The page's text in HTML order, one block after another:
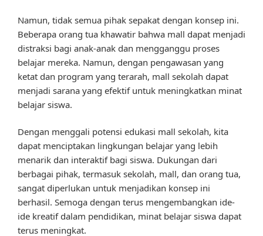
Namun, tidak semua pihak sepakat dengan konsep ini.
Beberapa orang tua khawatir bahwa mall dapat menjadi
distraksi bagi anak-anak dan mengganggu proses
belajar mereka. Namun, dengan pengawasan yang
ketat dan program yang terarah, mall sekolah dapat
menjadi sarana yang efektif untuk meningkatkan minat
belajar siswa.
Dengan menggali potensi edukasi mall sekolah, kita
dapat menciptakan lingkungan belajar yang lebih
menarik dan interaktif bagi siswa. Dukungan dari
berbagai pihak, termasuk sekolah, mall, dan orang tua,
sangat diperlukan untuk menjadikan konsep ini
berhasil. Semoga dengan terus mengembangkan ide-
ide kreatif dalam pendidikan, minat belajar siswa dapat
terus meningkat.